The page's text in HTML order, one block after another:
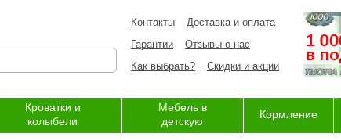
Контакты
Доставка и оплата
Гарантии
Отзывы о нас
Как выбрать?
Скидки и акции
Кроватки и
колыбели
Мебель в
детскую
Кормление